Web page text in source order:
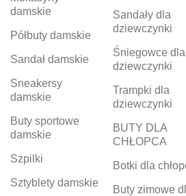
damskie
Półbuty damskie
Sandał damskie
Sneakersy
damskie
Buty sportowe
damskie
Szpilki
Sztyblety damskie
Sandały dla
dziewczynki
Śniegowce dla
dziewczynki
Trampki dla
dziewczynki
BUTY DLA
CHŁOPCA
Botki dla
Buty zimowe